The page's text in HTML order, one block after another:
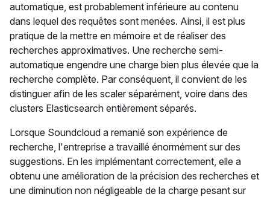
automatique, est probablement inférieure au contenu
dans lequel des requêtes sont menées. Ainsi, il est plus
pratique de la mettre en mémoire et de réaliser des
recherches approximatives. Une recherche semi-
automatique engendre une charge bien plus élevée que la
recherche complète. Par conséquent, il convient de les
distinguer afin de les scaler séparément, voire dans des
clusters Elasticsearch entièrement séparés.
Lorsque Soundcloud a remanié son expérience de
recherche, l'entreprise a travaillé énormément sur des
suggestions. En les implémentant correctement, elle a
obtenu une amélioration de la précision des recherches et
une diminution non négligeable de la charge pesant sur